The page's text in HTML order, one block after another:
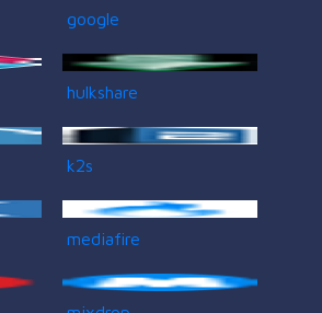
google
hulkshare
k2s
mediafire